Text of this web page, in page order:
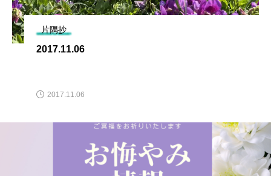
片隅抄
2017.11.06
2017.11.06